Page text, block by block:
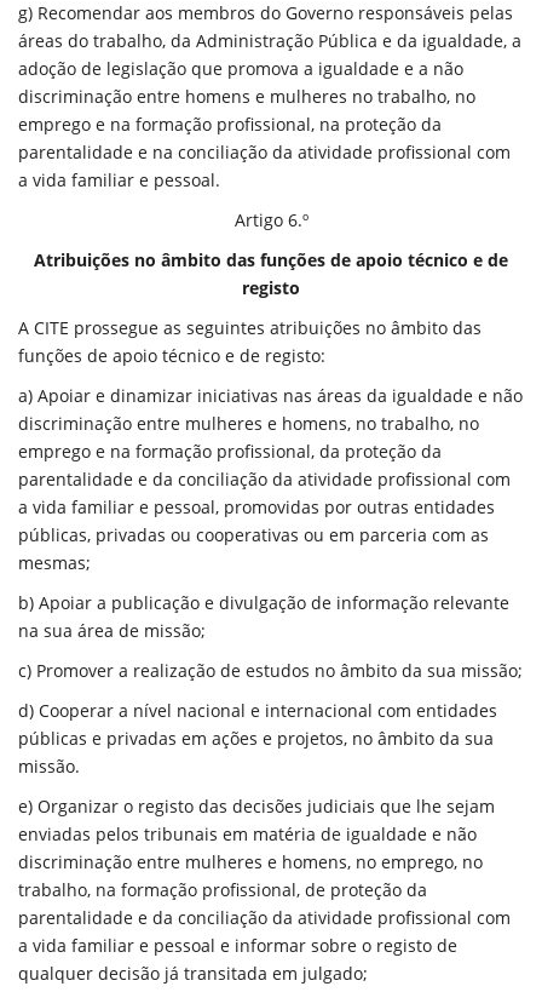
g) Recomendar aos membros do Governo responsáveis pelas
áreas do trabalho, da Administração Pública e da igualdade, a
adoção de legislação que promova a igualdade e a não
discriminação entre homens e mulheres no trabalho, no
emprego e na formação profissional, na proteção da
parentalidade e na conciliação da atividade profissional com
a vida familiar e pessoal.
Artigo 6.º
Atribuições no âmbito das funções de apoio técnico e de
registo
A CITE prossegue as seguintes atribuições no âmbito das
funções de apoio técnico e de registo:
a) Apoiar e dinamizar iniciativas nas áreas da igualdade e não
discriminação entre mulheres e homens, no trabalho, no
emprego e na formação profissional, da proteção da
parentalidade e da conciliação da atividade profissional com
a vida familiar e pessoal, promovidas por outras entidades
públicas, privadas ou cooperativas ou em parceria com as
mesmas;
b) Apoiar a publicação e divulgação de informação relevante
na sua área de missão;
c) Promover a realização de estudos no âmbito da sua missão;
d) Cooperar a nível nacional e internacional com entidades
públicas e privadas em ações e projetos, no âmbito da sua
missão.
e) Organizar o registo das decisões judiciais que lhe sejam
enviadas pelos tribunais em matéria de igualdade e não
discriminação entre mulheres e homens, no emprego, no
trabalho, na formação profissional, de proteção da
parentalidade e da conciliação da atividade profissional com
a vida familiar e pessoal e informar sobre o registo de
qualquer decisão já transitada em julgado;